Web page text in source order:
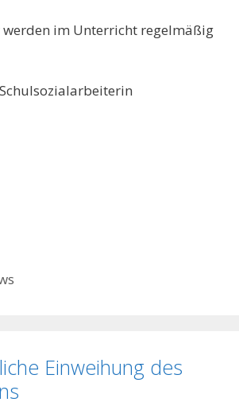
werden im Unterricht regelmäßig
Einweihung des